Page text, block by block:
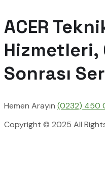
ACER
Hizmetleri,
Sonrası
Hemen Arayın (0232) 450
Copyright © 2025 All